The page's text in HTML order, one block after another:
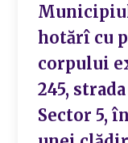
hotărî cu
corpului
245,
Sector 5,